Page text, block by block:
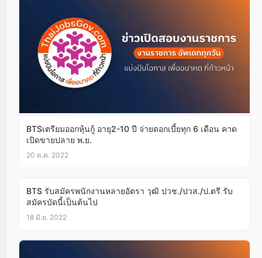
BTSเตรียมออกหุ้นกู้ อายุ2-10 ปี จ่ายดอกเบี้ยทุก 6 เดือน คาด
เปิดขายปลาย พ.ย.
20 ต.ค. 2022
BTS รับสมัครพนักงานหลายอัตรา วุฒิ ปวช./ปวส./ป.ตรี รับ
สมัครบัดนี้เป็นต้นไป
18 มิ.ย. 2022